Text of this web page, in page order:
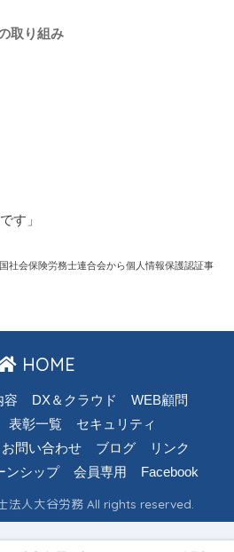
取り組み
す」
社会保険労務士連合会から個人情報保護認証事
HOME
容 DX＆クラウド
WEB顧問
表彰一覧
セキュリティ
お問い合わせ ブログ
リンク
ンシップ 会員専用 Facebook
法人大谷労務 All rights reserved.